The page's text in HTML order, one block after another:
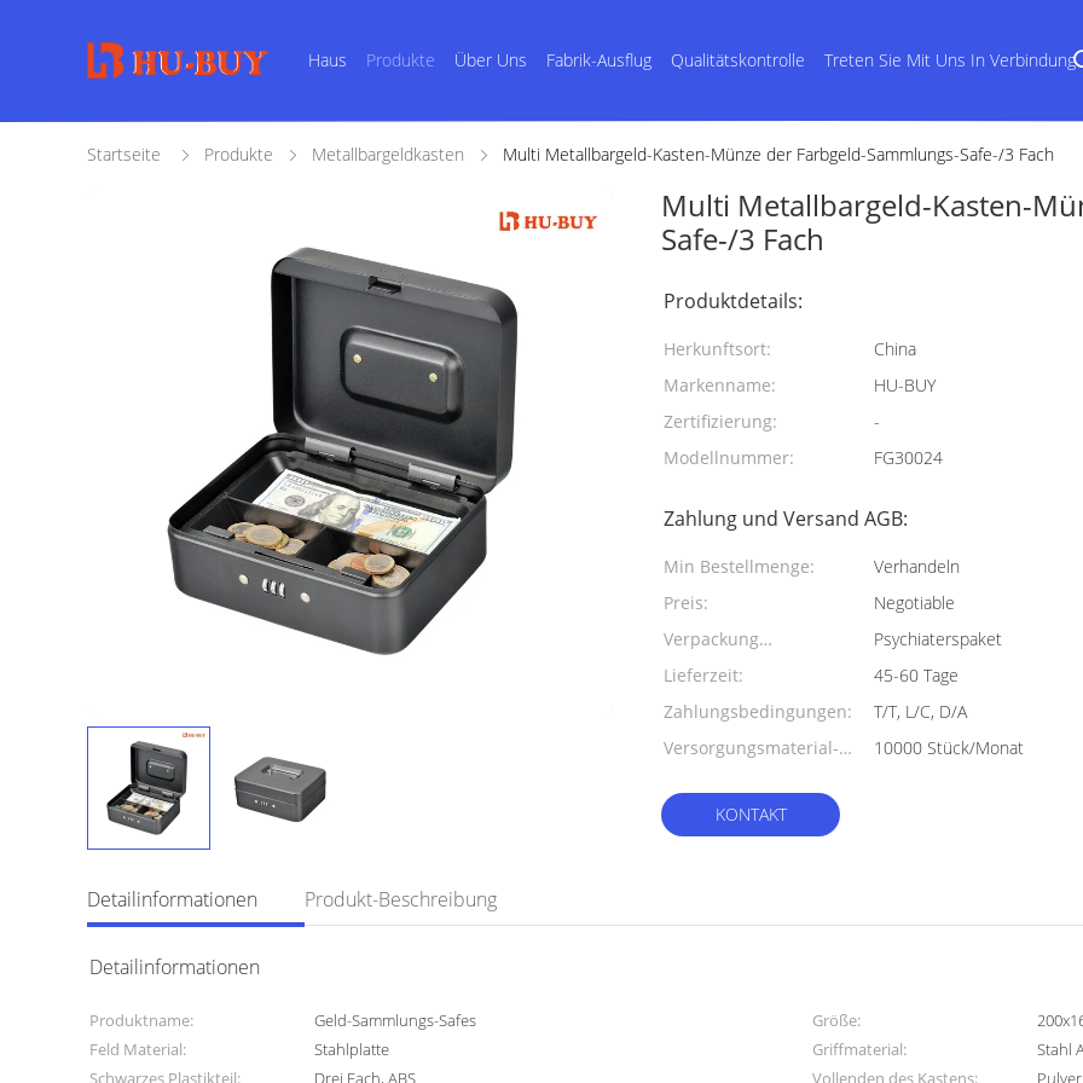
Haus Produkte Über Uns Fabrik-Ausflug Qualitätskontrolle Treten Sie Mit Uns In Verbindung
Startseite Produkte Metallbargeldkasten Multi Metallbargeld-Kasten-Münze der Farbgeld-Sammlungs-Safe-/3 Fach
Multi Metallbargeld-Kasten-
Safe-/3 Fach
Produktdetails:
Herkunftsort:
China
Markenname:
HU-BUY
Zertifizierung:
-
Modellnummer:
FG30024
Zahlung und Versand AGB:
Min Bestellmenge:
Verhandeln
Preis:
Negotiable
Verpackung
Informationen:
Psychiaterspaket
Lieferzeit:
45-60 Tage
Zahlungsbedingungen:
T/T, L/C, D/A
Versorgungsmaterial-
10000 Stück/Monat
KONTAKT
Detailinformationen Produkt-Beschreibung
Detailinformationen
Produktname: Geld-Sammlungs-Safes Größe:
Feld Material:
Stahlplatte Griffmaterial:
Stahl
Schwarzes Plastikteil:
Drei Fach, ABS Vollenden des Kastens: